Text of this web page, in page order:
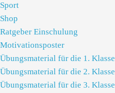
Sport
Shop
Ratgeber Einschulung
Motivationsposter
Übungsmaterial für die 1. Klasse
Übungsmaterial für die 2. Klasse
Übungsmaterial für die 3. Klasse